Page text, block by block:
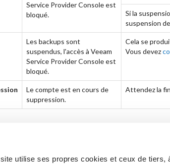
utilise ses propres cookies et ceux de tiers,
Service Provider Console est
bloqué.
Si la
suspension
Les backups sont
suspendus, l'accès à Veeam
Service Provider Console est
bloqué.
Cela se
Vous devez
Le compte est en cours de
suppression.
Attendez la